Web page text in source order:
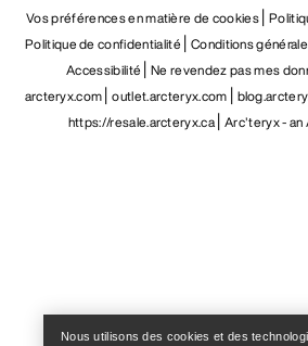
Vos préférences en matière de cookies
Politique de confidentialité Conditions
Accessibilité Ne revendez pas mes
arcteryx.com outlet.arcteryx.com
https://resale.arcteryx.ca Arc'teryx - an
Nous utilisons des cookies et des